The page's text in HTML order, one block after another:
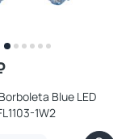
Blue LED
1W2